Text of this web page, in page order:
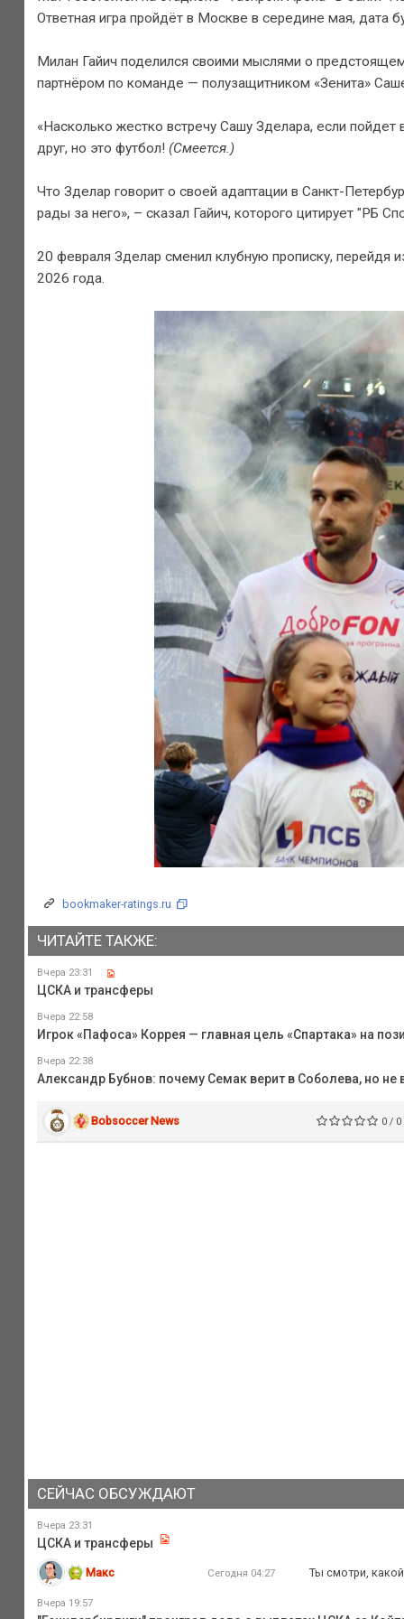
Ответная игра пройдёт в Москве в середине мая, дата
Милан Гайич поделился своими мыслями о
партнёром по команде — полузащитником «Зенита»
«Насколько жестко встречу Сашу Зделара, если
друг, но это футбол! (Смеется.)
Что Зделар говорит о своей адаптации в Санкт-
рады за него», – сказал Гайич, которого цитирует "РБ
20 февраля Зделар сменил клубную прописку, перейдя
2026 года.
bookmaker-ratings.ru
ЧИТАЙТЕ ТАКЖЕ:
Вчера 23:31
ЦСКА и трансферы
Вчера 22:58
Игрок «Пафоса» Коррея — главная цель «Спартака» на
Вчера 22:38
Александр Бубнов: почему Семак верит в Соболева, но не
Bobsoccer News 0 / 0
СЕЙЧАС ОБСУЖДАЮТ
Вчера 23:31
ЦСКА и трансферы
Макс Сегодня 04:27 Ты смотри,
Вчера 19:57